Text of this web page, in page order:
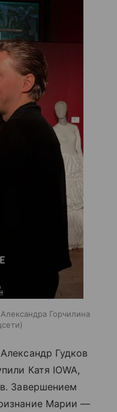
Горчилина
Гудков
Катя IOWA,
Завершением
Марии —